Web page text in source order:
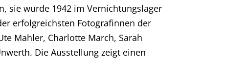
sie wurde 1942 im Vernichtungslager
erfolgreichsten Fotografinnen der
Mahler, Charlotte March, Sarah
Die Ausstellung zeigt einen